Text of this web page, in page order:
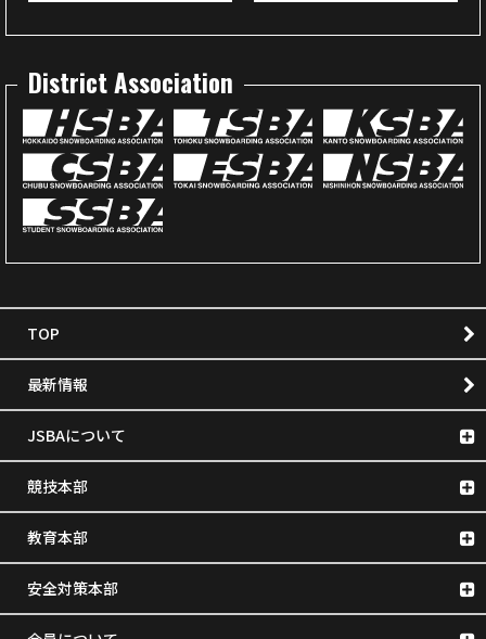
District Association
TOP
最新情報
JSBAについて
競技本部
教育本部
安全対策本部